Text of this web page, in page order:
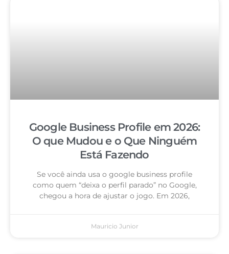
Google Business Profile em 2026:
O que Mudou e o Que Ninguém
Está Fazendo
Se você ainda usa o google business profile
como quem “deixa o perfil parado” no Google,
chegou a hora de ajustar o jogo. Em 2026,
Mauricio Junior